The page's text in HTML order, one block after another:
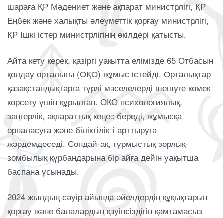
шараға ҚР Мәдениет және ақпарат министрлігі, ҚР
Еңбек және халықты әлеуметтік қорғау министрлігі,
ҚР Ішкі істер министрлігінің өкілдері қатысты.
Айта кету керек, қазіргі уақытта елімізде 65 Отбасын
қолдау орталығы (ОҚО) жұмыс істейді. Орталықтар
қазақстандықтарға түрлі мәселелерді шешуге көмек
көрсету үшін құрылған. ОҚО психологиялық,
заңгерлік, ақпараттық кеңес береді, жұмысқа
орналасуға және біліктілікті арттыруға
жәрдемдеседі. Сондай-ақ, тұрмыстық зорлық-
зомбылық құрбандарына бір айға дейін уақытша
баспана ұсынады.
2024 жылдың сәуір айында әйелдердің құқықтарын
қорғау және балалардың қауіпсіздігін қамтамасыз